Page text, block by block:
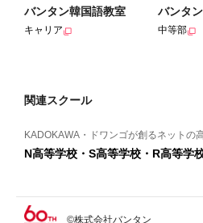
バンタン韓国語教室
キャリア
バンタ
中等部
関連スクール
KADOKAWA・ドワンゴが創るネットの
N高等学校・S高等学校・R高等学
©株式会社バンタン